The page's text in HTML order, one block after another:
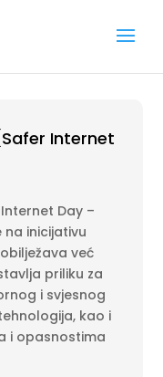
Internet
Day –
na inicijativu
već
priliku za
i svjesnog
kao i
i opasnostima